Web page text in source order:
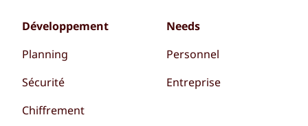
Développement
Planning
Sécurité
Chiffrement
Needs
Personnel
Entreprise